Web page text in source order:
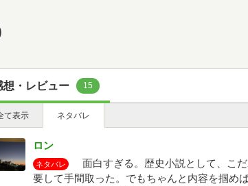
想・レビュー 15
て表示 ネタバレ
ロン
ネタバレ
面白すぎる。歴史小説として、こ
要して手間取った。でもちゃんと内容を掴め